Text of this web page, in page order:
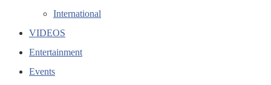
International
VIDEOS
Entertainment
Events